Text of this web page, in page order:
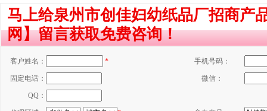
马上给泉州市创佳妇幼纸品厂招商产
网】留言获取免费咨询！
客户姓名： * 手机号码：
固定电话： 微信：
QQ：